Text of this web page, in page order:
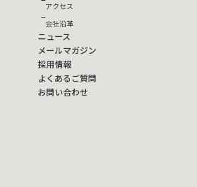
アクセス
会社沿革
ニュース
メールマガジン
採用情報
よくあるご質問
お問い合わせ